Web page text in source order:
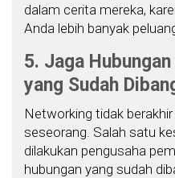
dalam cerita mereka,
Anda lebih banyak
5. Jaga
yang Sudah
Networking tidak
seseorang. Salah satu
dilakukan pengusaha
hubungan yang sudah